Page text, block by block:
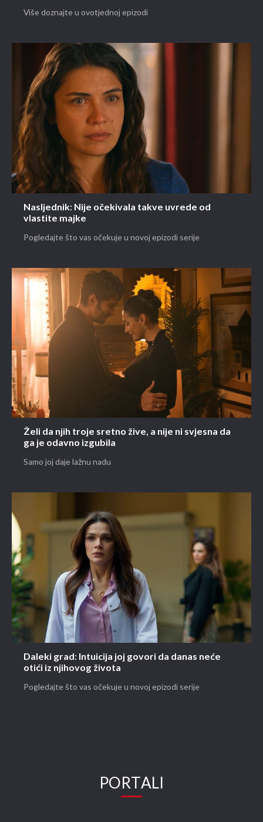
Više doznajte u ovotjednoj epizodi
Nasljednik: Nije očekivala takve uvrede od
vlastite majke
Pogledajte što vas očekuje u novoj epizodi serije
Želi da njih troje sretno žive, a nije ni svjesna da
ga je odavno izgubila
Samo joj daje lažnu nadu
Daleki grad: Intuicija joj govori da danas neće
otići iz njihovog života
Pogledajte što vas očekuje u novoj epizodi serije
PORTALI